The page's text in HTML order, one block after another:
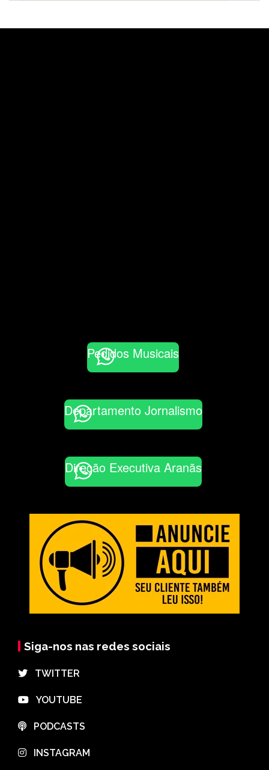
Pedidos Musicais
Departamento Jornalismo
Direção Executiva Aranãs
Siga-nos nas redes sociais
⠀TWITTER
⠀YOUTUBE
⠀PODCASTS
⠀INSTAGRAM